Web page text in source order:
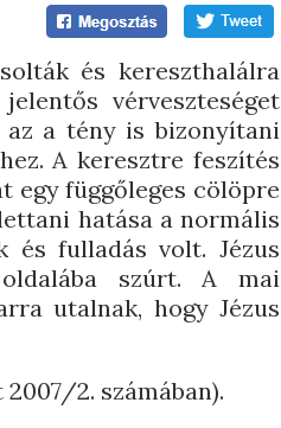
és kereszthalálra
vérveszteséget
az a tény is bizonyítani
A keresztre feszítés
egy függőleges cölöpre
hatása a normális
és fulladás volt. Jézus
szúrt. A mai
utalnak, hogy Jézus
2. számában).